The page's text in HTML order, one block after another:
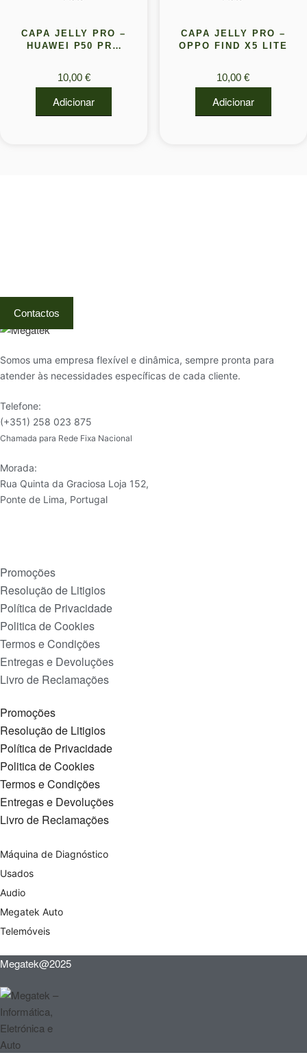
CAPA JELLY PRO –
HUAWEI P50 PRO
10,00 €
Adicionar
CAPA JELLY PRO –
OPPO FIND X5 LITE
10,00€
Adicionar
Contactos
Somos uma empresa flexível e dinâmica, sempre pronta para
atender às necessidades específicas de cada cliente.
Telefone:
(+351) 258 023 875
Chamada para Rede Fixa Nacional
Morada:
Rua Quinta da Graciosa Loja 152,
Ponte de Lima, Portugal
Promoções
Resolução de Litigios
Política de Privacidade
Politica de Cookies
Termos e Condições
Entregas e Devoluções
Livro de Reclamações
Promoções
Resolução de Litigios
Política de Privacidade
Politica de Cookies
Termos e Condições
Entregas e Devoluções
Livro de Reclamações
Máquina de Diagnóstico
Usados
Audio
Megatek Auto
Telemóveis
Megatek@2025